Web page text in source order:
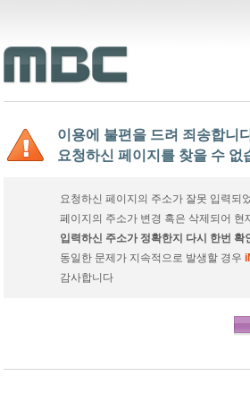
이용에 불편을 드려 죄송합니
요청하신 페이지를 찾을 수 없
요청하신 페이지의 주소가 잘못 입력되
페이지의 주소가 변경 혹은 삭제되어 현
입력하신 주소가 정확한지 다시 한번 확
동일한 문제가 지속적으로 발생할 경우
감사합니다